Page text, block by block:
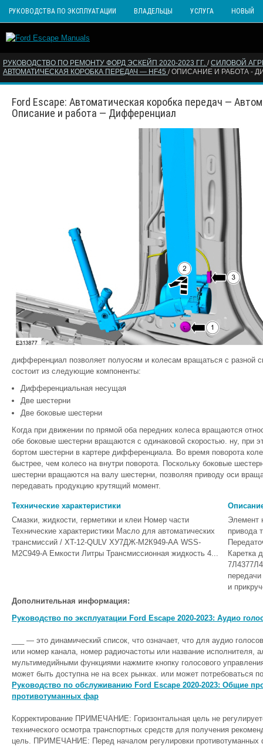
РУКОВОДСТВА ПО ЭКСПЛУАТАЦИИ ВЛАДЕЛЬЦЫ УСЛУГА НОВЫЙ
РУКОВОДСТВО ПО РЕМОНТУ ФОРД ЭСКЕЙП 2020-2023 ГГ. /СИЛОВОЙ
АВТОМАТИЧЕСКАЯ КОРОБКА ПЕРЕДАЧ — HF45 / ОПИСАНИЕ И РАБОТА -
Ford Escape: Автоматическая коробка передач —
Описание и работа — Дифференциал
дифференциал позволяет полуосям и колесам вращаться с разной
состоит из следующие компоненты:
Дифференциальная несущая
Две шестерни
Две боковые шестерни
Когда при движении по прямой оба передних колеса вращаются
обе боковые шестерни вращаются с одинаковой скоростью. ну, при
бортом шестерни в картере дифференциала. Во время поворота
быстрее, чем колесо на внутри поворота. Поскольку боковые
шестерни вращаются на валу шестерни, позволяя приводу оси
передавать продукцию крутящий момент.
Технические характеристики
Смазки, жидкости, герметики и клеи Номер части
Технические характеристики Масло для автоматических
трансмиссий / XT-12-QULV ХУ7ДЖ-М2К949-АА WSS-
M2C949-A Емкости Литры Трансмиссионная жидкость 4...
Элемент
привода
Каретка
и
Дополнительная информация:
Руководство по эксплуатации Ford Escape 2020-2023: Аудио
___ — это динамический список, что означает, что для аудио
или номер канала, номер радиочастоты или название исполнителя,
мультимедийными функциями нажмите кнопку голосового
может быть доступна не на всех рынках. или может потребоваться
Руководство по обслуживанию Ford Escape 2020-2023: Общие
противотуманных фар
Корректирование ПРИМЕЧАНИЕ: Горизонтальная цель не
технического осмотра транспортных средств для получения
цель. ПРИМЕЧАНИЕ: Перед началом регулировки противотуманных